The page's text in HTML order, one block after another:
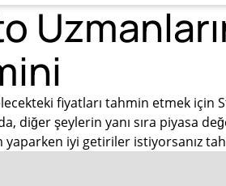
fiyatları tahmin etmek
diğer şeylerin yanı sıra piyasa
yaparken iyi getiriler istiyorsanız